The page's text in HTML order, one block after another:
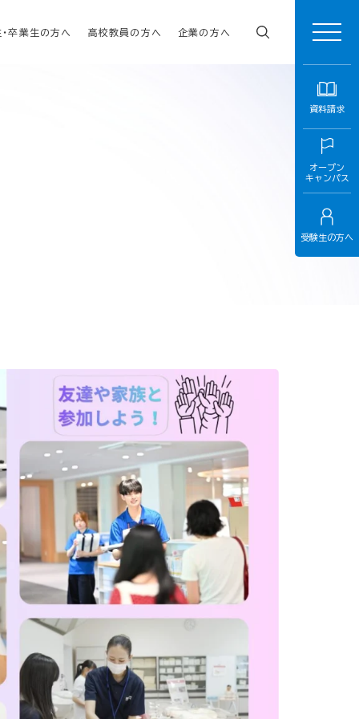
資料請求
オープン
キャンパス
受験生の方へ
卒業生の方へ 高校教員の方へ 企業の方へ